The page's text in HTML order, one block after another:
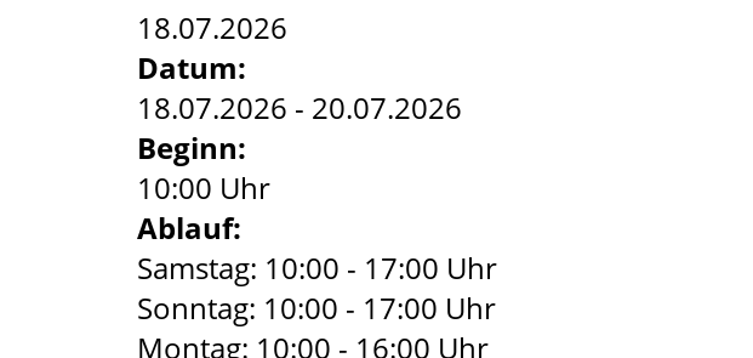
18.07.2026
Datum:
18.07.2026 - 20.07.2026
Beginn:
10:00 Uhr
Ablauf:
Samstag: 10:00 - 17:00 Uhr
Sonntag: 10:00 - 17:00 Uhr
Montag: 10:00 - 16:00 Uhr